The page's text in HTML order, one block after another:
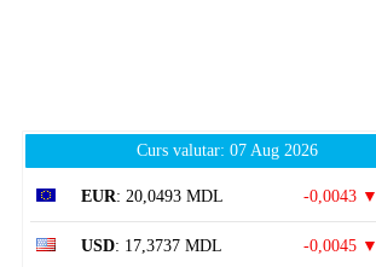
Curs valutar: 07 Aug 2026
EUR: 20,0493 MDL -0,0043 ▼
USD: 17,3737 MDL -0,0045 ▼